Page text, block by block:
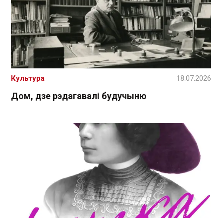
Дом, дзе рэдагавалі будучыню
Культура 18.07.2026